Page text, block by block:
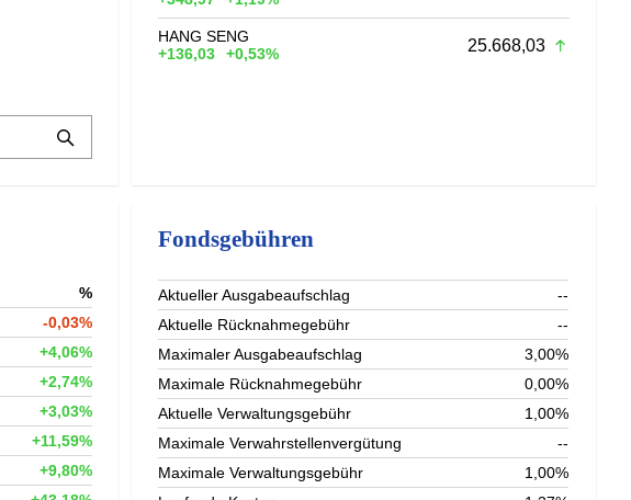
HANG SENG
+136,03
+0,53% 25.668,03
%
-0,03%
+4,06%
+2,74%
+3,03%
+11,59%
+9,80%
Fondsgebühren
Aktueller Ausgabeaufschlag
--
Aktuelle Rücknahmegebühr
--
Maximaler Ausgabeaufschlag
3,00%
Maximale Rücknahmegebühr
0,00%
Aktuelle Verwaltungsgebühr
1,00%
Maximale Verwahrstellenvergütung
--
Maximale Verwaltungsgebühr
1,00%